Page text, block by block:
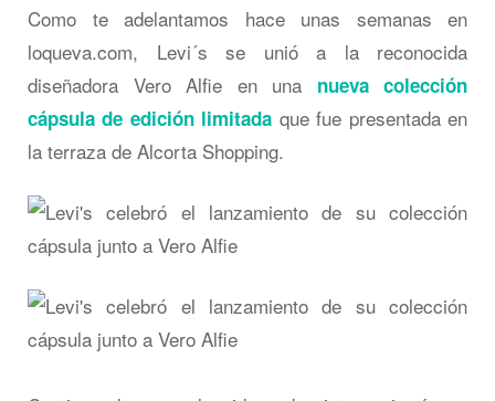
Como te adelantamos hace unas semanas en
loqueva.com, Levi´s se unió a la reconocida
diseñadora Vero Alfie en una nueva colección
cápsula de edición limitada que fue presentada en
la terraza de Alcorta Shopping.